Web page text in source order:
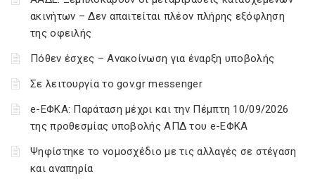
ακινήτων – Δεν απαιτείται πλέον πλήρης εξόφληση
της οφειλής
Πόθεν έσχες – Ανακοίνωση για έναρξη υποβολής
Σε λειτουργία το gov.gr messenger
e-ΕΦΚΑ: Παράταση μέχρι και την Πέμπτη 10/09/2026
της προθεσμίας υποβολής ΑΠΔ του e-ΕΦΚΑ
Ψηφίστηκε το νομοσχέδιο με τις αλλαγές σε στέγαση
και αναπηρία